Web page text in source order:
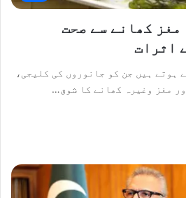
مغز کھانے سے صحت
اثرات
ہوتے ہیں جن کو جانوروں کی کلیجی،
مغز وغیرہ کھانے کا شوق…